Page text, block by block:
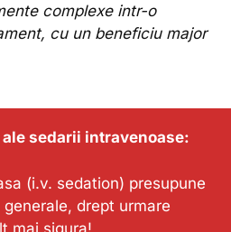
complexe intr-o
cu un beneficiu major
sedarii intravenoase:
(i.v. sedation) presupune
drept urmare
mai sigura!